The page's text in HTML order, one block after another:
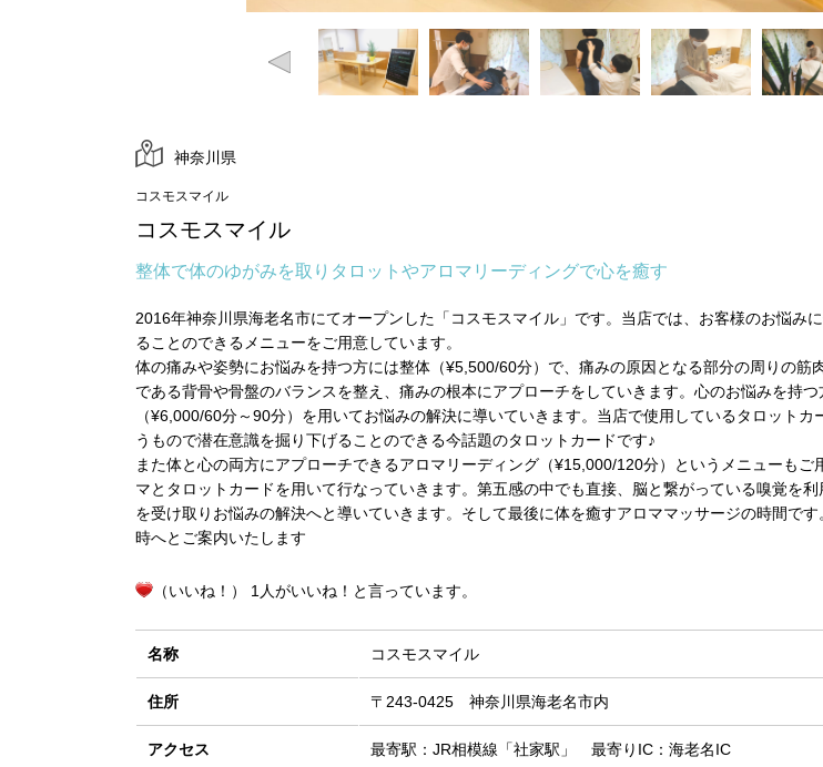
神奈川県
コスモスマイル
コスモスマイル
整体で体のゆがみを取りタロットやアロマリーディングで心を癒す
2016年神奈川県海老名市にてオープンした「コスモスマイル」です。当店では、お客様のお悩み
ることのできるメニューをご用意しています。
体の痛みや姿勢にお悩みを持つ方には整体（¥5,500/60分）で、痛みの原因となる部分の周りの筋
である背骨や骨盤のバランスを整え、痛みの根本にアプローチをしていきます。心のお悩みを持
（¥6,000/60分～90分）を用いてお悩みの解決に導いていきます。当店で使用しているタロット
うもので潜在意識を掘り下げることのできる今話題のタロットカードです♪
また体と心の両方にアプローチできるアロマリーディング（¥15,000/120分）というメニューもご
マとタロットカードを用いて行なっていきます。第五感の中でも直接、脳と繋がっている嗅覚を
を受け取りお悩みの解決へと導いていきます。そして最後に体を癒すアロママッサージの時間で
時へとご案内いたします
（いいね！） 1人がいいね！と言っています。
名称 コスモスマイル
住所 〒243-0425 神奈川県海老名市内
アクセス 最寄駅：JR相模線「社家駅」 最寄りIC：海老名IC